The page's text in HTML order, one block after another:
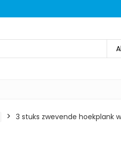
3 stuks zwevende hoekplank